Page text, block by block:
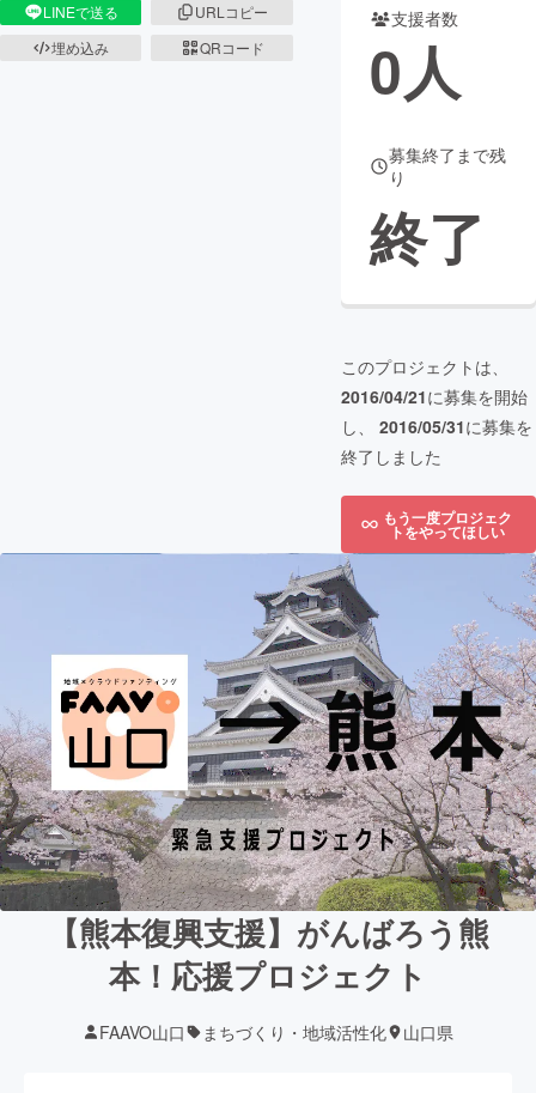
まちづくり・地域活性化
CAMPFIRE Creation
LINEで送る
URLコピー
埋め込み
QRコード
支援者数
0人
募集終了まで残
り
終了
このプロジェクトは、
2016/04/21に募集を開始
し、 2016/05/31に募集を
終了しました
もう一度プロジェク
トをやってほしい
【熊本復興支援】がんばろう熊
本！応援プロジェクト
FAAVO山口 まちづくり・地域活性化 山口県